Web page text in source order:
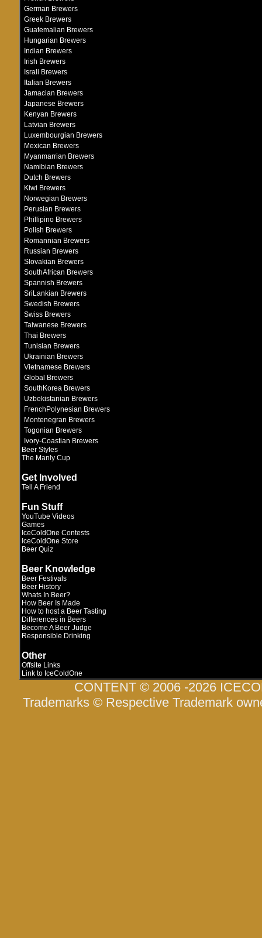
German Brewers
Greek Brewers
Guatemalian Brewers
Hungarian Brewers
Indian Brewers
Irish Brewers
Israli Brewers
Italian Brewers
Jamacian Brewers
Japanese Brewers
Kenyan Brewers
Latvian Brewers
Luxembourgian Brewers
Mexican Brewers
Myanmarrian Brewers
Namibian Brewers
Dutch Brewers
Kiwi Brewers
Norwegian Brewers
Perusian Brewers
Phillipino Brewers
Polish Brewers
Romannian Brewers
Russian Brewers
Slovakian Brewers
SouthAfrican Brewers
Spannish Brewers
SriLankian Brewers
Swedish Brewers
Swiss Brewers
Taiwanese Brewers
Thai Brewers
Tunisian Brewers
Ukrainian Brewers
Vietnamese Brewers
Global Brewers
SouthKorea Brewers
Uzbekistanian Brewers
FrenchPolynesian Brewers
Montenegran Brewers
Togonian Brewers
Ivory-Coastian Brewers
Beer Styles
The Manly Cup
Get Involved
Tell A Friend
Fun Stuff
YouTube Videos
Games
IceColdOne Contests
IceColdOne Store
Beer Quiz
Beer Knowledge
Beer Festivals
Beer History
Whats In Beer?
How Beer Is Made
How to host a Beer Tasting
Differences in Beers
Become A Beer Judge
Responsible Drinking
Other
Offsite Links
Link to IceColdOne
CONTENT © 2006 -2026
Trademarks © Respective Trademark